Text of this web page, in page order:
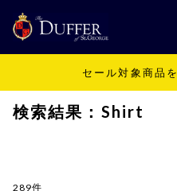
セール対象商品
Shirt
検索結果：Shirt
289件